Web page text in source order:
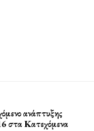
ανάπτυξης
στα Κατεχόμενα